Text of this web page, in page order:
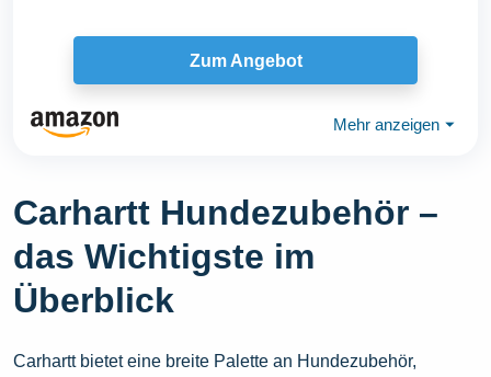
Zum Angebot
Mehr anzeigen ⏷
Carhartt Hundezubehör –
das Wichtigste im
Überblick
Carhartt bietet eine breite Palette an Hundezubehör,